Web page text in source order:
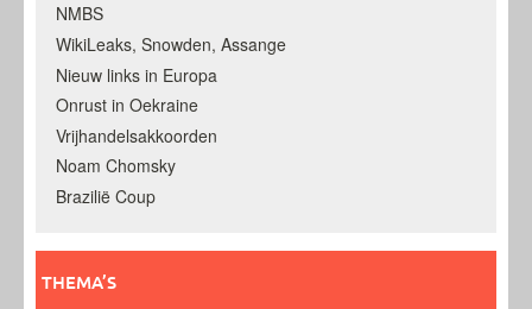
NMBS
WikiLeaks, Snowden, Assange
Nieuw links in Europa
Onrust in Oekraine
Vrijhandelsakkoorden
Noam Chomsky
Brazilië Coup
THEMA’S